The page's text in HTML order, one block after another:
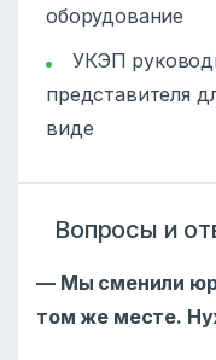
оборудование
УКЭП
представителя
виде
Вопросы и
— Мы сменили
том же месте.